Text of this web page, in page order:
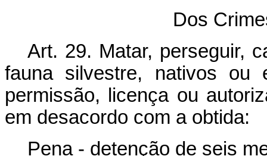
Dos
Art. 29. Matar, perseguir,
fauna silvestre, nativos ou
permissão, licença ou
em desacordo com a obtida:
Pena - detenção de seis